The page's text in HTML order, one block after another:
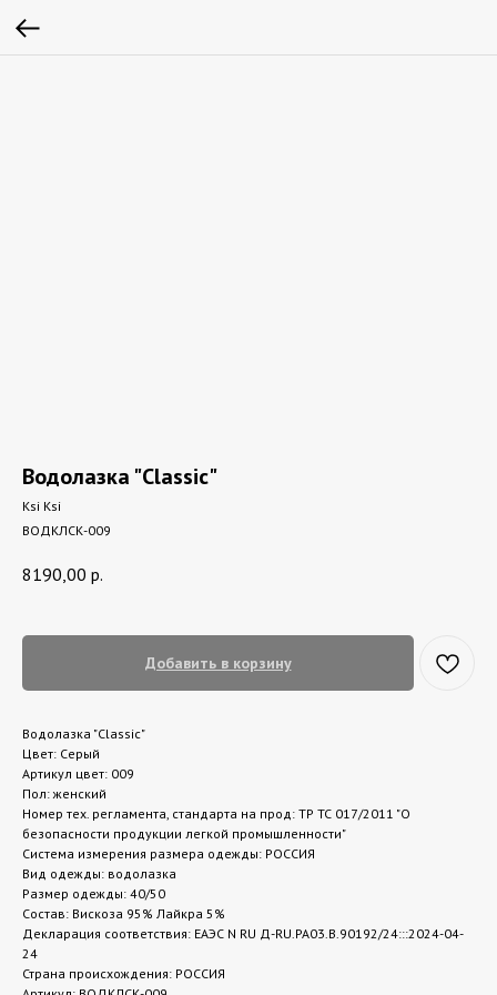
Водолазка "Classic"
Ksi Ksi
ВОДКЛСК-009
8190,00 р.
Добавить в корзину
Водолазка "Classic"
Цвет: Серый
Артикул цвет: 009
Пол: женский
Номер тех. регламента, стандарта на прод: ТР ТС 017/2011 "О
безопасности продукции легкой промышленности"
Система измерения размера одежды: РОССИЯ
Вид одежды: водолазка
Размер одежды: 40/50
Состав: Вискоза 95% Лайкра 5%
Декларация соответствия: ЕАЭС N RU Д-RU.РА03.В.90192/24:::2024-04-
24
Страна происхождения: РОССИЯ